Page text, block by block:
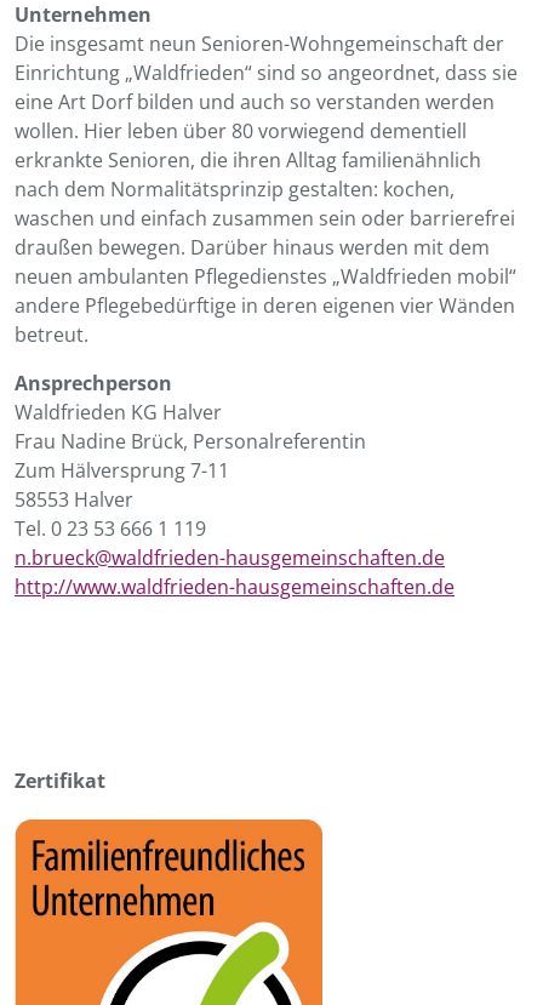
Unternehmen
Die insgesamt neun Senioren-Wohngemeinschaft der
Einrichtung „Waldfrieden“ sind so angeordnet, dass sie
eine Art Dorf bilden und auch so verstanden werden
wollen. Hier leben über 80 vorwiegend dementiell
erkrankte Senioren, die ihren Alltag familienähnlich
nach dem Normalitätsprinzip gestalten: kochen,
waschen und einfach zusammen sein oder barrierefrei
draußen bewegen. Darüber hinaus werden mit dem
neuen ambulanten Pflegedienstes „Waldfrieden mobil“
andere Pflegebedürftige in deren eigenen vier Wänden
betreut.
Ansprechperson
Waldfrieden KG Halver
Frau Nadine Brück, Personalreferentin
Zum Hälversprung 7-11
58553 Halver
Tel. 0 23 53 666 1 119
n.brueck@waldfrieden-hausgemeinschaften.de
http://www.waldfrieden-hausgemeinschaften.de
Zertifikat